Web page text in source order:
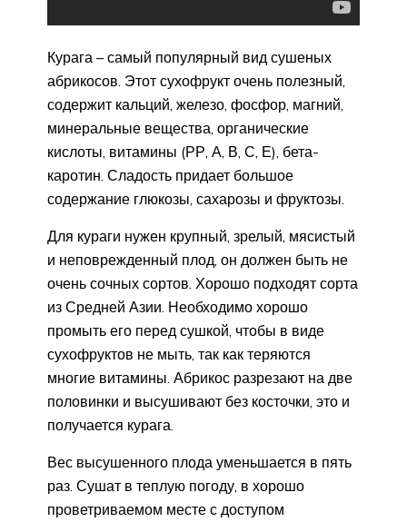
Курага – самый популярный вид сушеных
абрикосов. Этот сухофрукт очень полезный,
содержит кальций, железо, фосфор, магний,
минеральные вещества, органические
кислоты, витамины (РР, А, В, С, Е), бета-
каротин. Сладость придает большое
содержание глюкозы, сахарозы и фруктозы.
Для кураги нужен крупный, зрелый, мясистый
и неповрежденный плод, он должен быть не
очень сочных сортов. Хорошо подходят сорта
из Средней Азии. Необходимо хорошо
промыть его перед сушкой, чтобы в виде
сухофруктов не мыть, так как теряются
многие витамины. Абрикос разрезают на две
половинки и высушивают без косточки, это и
получается курага.
Вес высушенного плода уменьшается в пять
раз. Сушат в теплую погоду, в хорошо
проветриваемом месте с доступом